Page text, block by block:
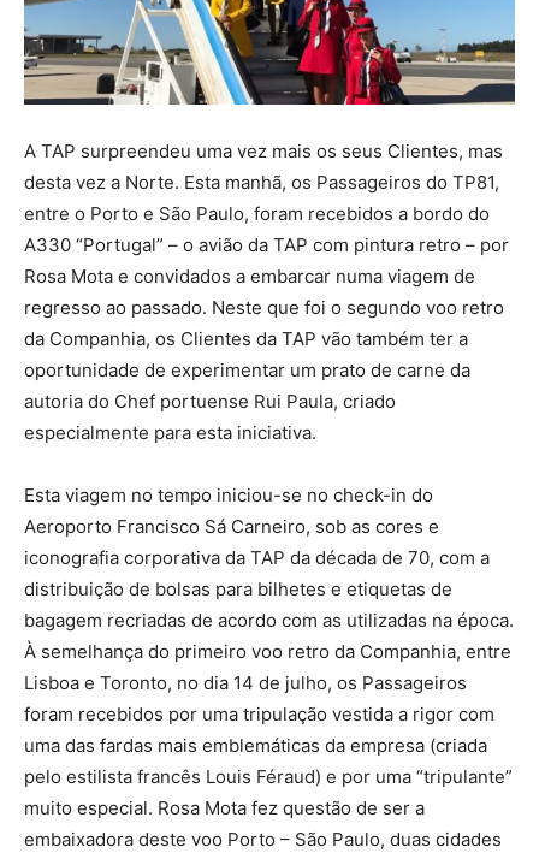
A TAP surpreendeu uma vez mais os seus Clientes, mas
desta vez a Norte. Esta manhã, os Passageiros do TP81,
entre o Porto e São Paulo, foram recebidos a bordo do
A330 “Portugal” – o avião da TAP com pintura retro – por
Rosa Mota e convidados a embarcar numa viagem de
regresso ao passado. Neste que foi o segundo voo retro
da Companhia, os Clientes da TAP vão também ter a
oportunidade de experimentar um prato de carne da
autoria do Chef portuense Rui Paula, criado
especialmente para esta iniciativa.
Esta viagem no tempo iniciou-se no check-in do
Aeroporto Francisco Sá Carneiro, sob as cores e
iconografia corporativa da TAP da década de 70, com a
distribuição de bolsas para bilhetes e etiquetas de
bagagem recriadas de acordo com as utilizadas na época.
À semelhança do primeiro voo retro da Companhia, entre
Lisboa e Toronto, no dia 14 de julho, os Passageiros
foram recebidos por uma tripulação vestida a rigor com
uma das fardas mais emblemáticas da empresa (criada
pelo estilista francês Louis Féraud) e por uma “tripulante”
muito especial. Rosa Mota fez questão de ser a
embaixadora deste voo Porto – São Paulo, duas cidades